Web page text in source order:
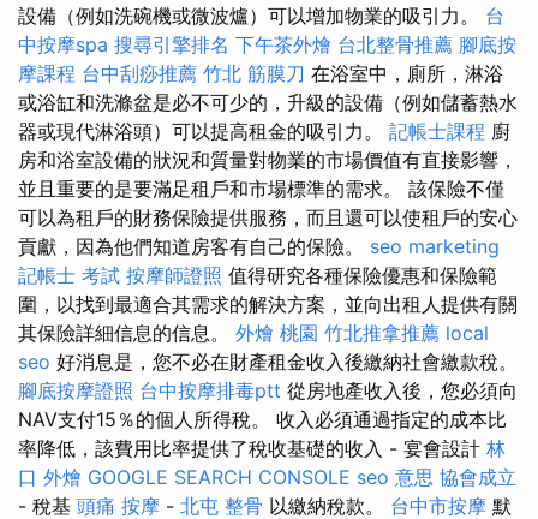
設備（例如洗碗機或微波爐）可以增加物業的吸引力。 台
中按摩spa 搜尋引擎排名 下午茶外燴 台北整骨推薦 腳底按
摩課程 台中刮痧推薦 竹北 筋膜刀 在浴室中，廁所，淋浴
或浴缸和洗滌盆是必不可少的，升級的設備（例如儲蓄熱水
器或現代淋浴頭）可以提高租金的吸引力。 記帳士課程 廚
房和浴室設備的狀況和質量對物業的市場價值有直接影響，
並且重要的是要滿足租戶和市場標準的需求。 該保險不僅
可以為租戶的財務保險提供服務，而且還可以使租戶的安心
貢獻，因為他們知道房客有自己的保險。 seo marketing
記帳士 考試 按摩師證照 值得研究各種保險優惠和保險範
圍，以找到最適合其需求的解決方案，並向出租人提供有關
其保險詳細信息的信息。 外燴 桃園 竹北推拿推薦 local
seo 好消息是，您不必在財產租金收入後繳納社會繳款稅。
腳底按摩證照 台中按摩排毒ptt 從房地產收入後，您必須向
NAV支付15％的個人所得稅。 收入必須通過指定的成本比
率降低，該費用比率提供了稅收基礎的收入 - 宴會設計 林
口 外燴 GOOGLE SEARCH CONSOLE seo 意思 協會成立
- 稅基 頭痛 按摩 - 北屯 整骨 以繳納稅款。 台中市按摩 默